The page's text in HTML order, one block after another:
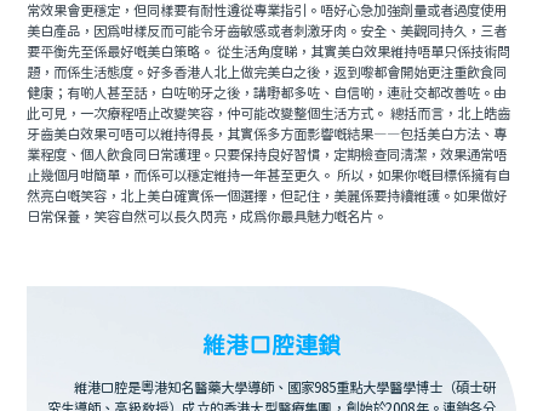
常效果會更穩定，但同樣要有耐性遵從專業指引。唔好心急加強劑量或者過度使用
美白產品，因為咁樣反而可能令牙齒敏感或者刺激牙肉。安全、美觀同持久，三者
要平衡先至係最好嘅美白策略。 從生活角度睇，其實美白效果維持唔單只係技術問
題，而係生活態度。好多香港人北上做完美白之後，返到嚟都會開始更注重飲食同
健康；有啲人甚至話，白咗啲牙之後，講嘢都多咗、自信啲，連社交都改善咗。由
此可見，一次療程唔止改變笑容，仲可能改變整個生活方式。 總括而言，北上皓齒
牙齒美白效果可唔可以維持得長，其實係多方面影響嘅結果——包括美白方法、專
業程度、個人飲食同日常護理。只要保持良好習慣，定期檢查同清潔，效果通常唔
止幾個月咁簡單，而係可以穩定維持一年甚至更久。 所以，如果你嘅目標係擁有自
然亮白嘅笑容，北上美白確實係一個選擇，但記住，美麗係要持續維護。如果做好
日常保養，笑容自然可以長久閃亮，成為你最具魅力嘅名片。
維港口腔連鎖
維港口腔是粵港知名醫藥大學導師、國家985重點大學醫學博士（碩士研